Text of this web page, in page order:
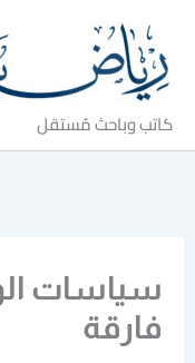
المحتوى
كاتب وباحث مُستقل
سياسات
فارقة